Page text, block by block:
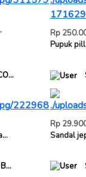
Rp
Pupuk
Rp
Sandal